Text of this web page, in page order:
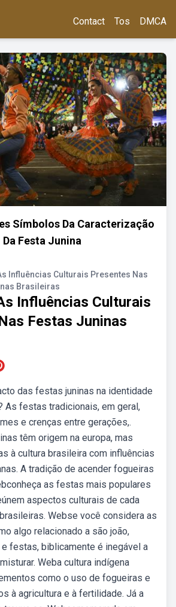
Contact Tos DMCA
Símbolos Da Caracterização
Da Festa Junina
Influências Culturais Presentes Nas
Brasileiras
Influências Culturais
Festas Juninas
das festas juninas na identidade
As festas tradicionais, em geral,
e crenças entre gerações,.
têm origem na europa, mas
à cultura brasileira com influências
A tradição de acender fogueiras
as festas mais populares
aspectos culturais de cada
Webse você considera as
algo relacionado a são joão,
festas, biblicamente é inegável a
Weba cultura indígena
como o uso de fogueiras e
à agricultura e à fertilidade. Já a